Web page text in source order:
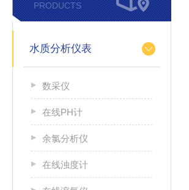
PRODUCTS
水质分析仪表
数采仪
在线PH计
余氯分析仪
在线浊度计